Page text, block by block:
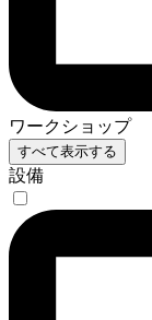
ワークショップ
すべて表示する
設備